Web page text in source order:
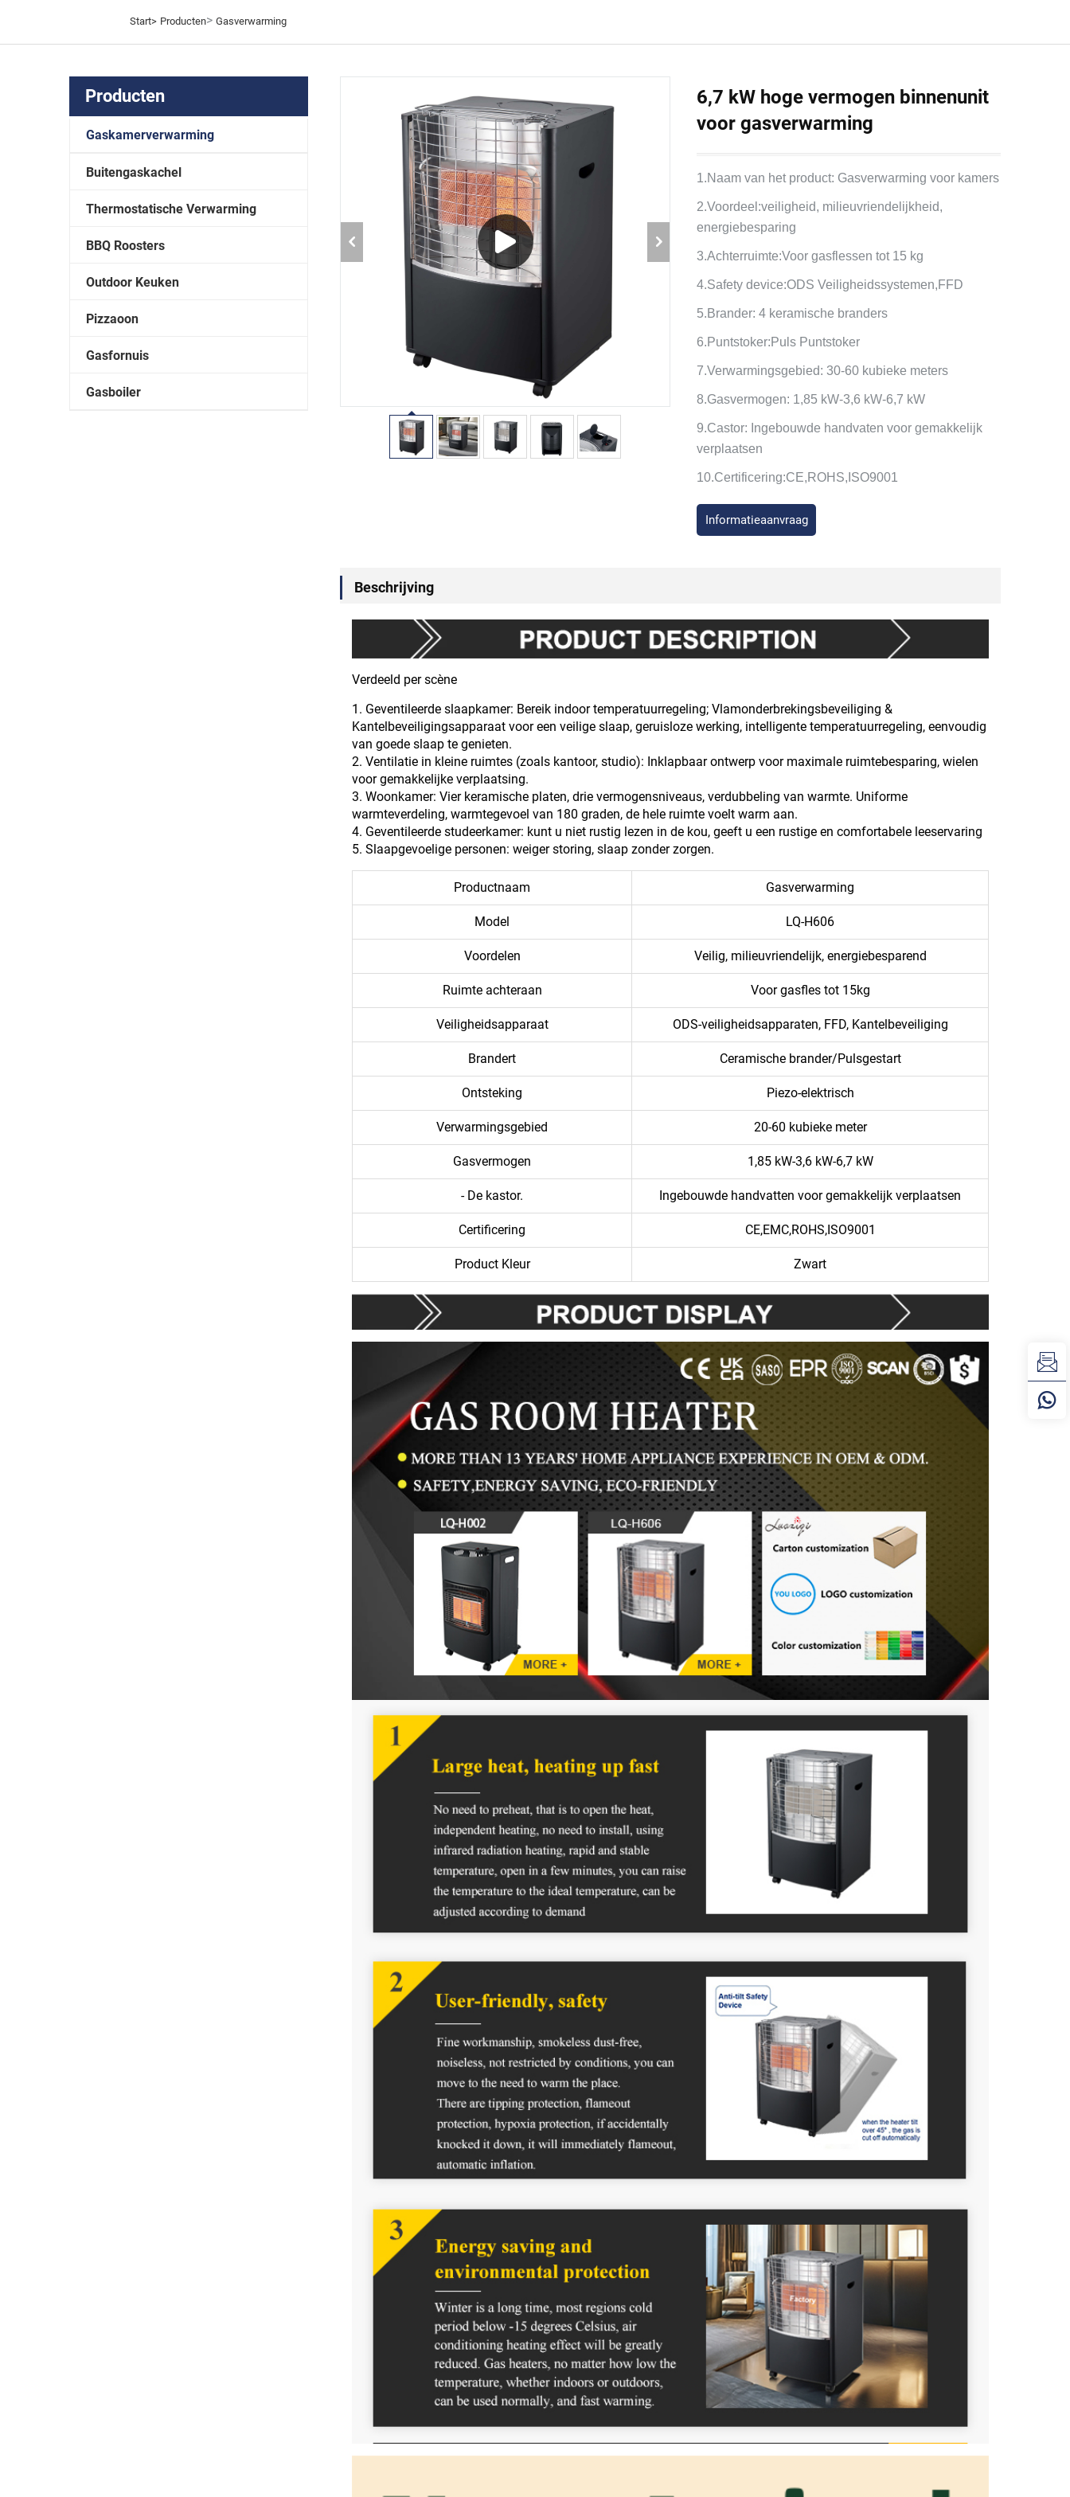
Start> Producten> Gasverwarming
Producten
Gaskamerverwarming
Buitengaskachel
Thermostatische Verwarming
BBQ Roosters
Outdoor Keuken
Pizzaoon
Gasfornuis
Gasboiler
6,7 kW hoge vermogen binnenunit
voor gasverwarming
1.Naam van het product: Gasverwarming voor kamers
2.Voordeel:veiligheid, milieuvriendelijkheid,
energiebesparing
3.Achterruimte:Voor gasflessen tot 15 kg
4.Safety device:ODS Veiligheidssystemen,FFD
5.Brander: 4 keramische branders
6.Puntstoker:Puls Puntstoker
7.Verwarmingsgebied: 30-60 kubieke meters
8.Gasvermogen: 1,85 kW-3,6 kW-6,7 kW
9.Castor: Ingebouwde handvaten voor gemakkelijk
verplaatsen
10.Certificering:CE,ROHS,ISO9001
Informatieaanvraag
Beschrijving
Verdeeld per scène
1. Geventileerde slaapkamer: Bereik indoor temperatuurregeling; Vlamonderbrekingsbeveiliging &
Kantelbeveiligingsapparaat voor een veilige slaap, geruisloze werking, intelligente temperatuurregeling, eenvoudig
van goede slaap te genieten.
2. Ventilatie in kleine ruimtes (zoals kantoor, studio): Inklapbaar ontwerp voor maximale ruimtebesparing, wielen
voor gemakkelijke verplaatsing.
3. Woonkamer: Vier keramische platen, drie vermogensniveaus, verdubbeling van warmte. Uniforme
warmteverdeling, warmtegevoel van 180 graden, de hele ruimte voelt warm aan.
4. Geventileerde studeerkamer: kunt u niet rustig lezen in de kou, geeft u een rustige en comfortabele leeservaring
5. Slaapgevoelige personen: weiger storing, slaap zonder zorgen.
Productnaam Gasverwarming
Model LQ-H606
Voordelen Veilig, milieuvriendelijk, energiebesparend
Ruimte achteraan Voor gasfles tot 15kg
Veiligheidsapparaat ODS-veiligheidsapparaten, FFD, Kantelbeveiliging
Brandert Ceramische brander/Pulsgestart
Ontsteking Piezo-elektrisch
Verwarmingsgebied 20-60 kubieke meter
Gasvermogen 1,85 kW-3,6 kW-6,7 kW
- De kastor. Ingebouwde handvatten voor gemakkelijk verplaatsen
Certificering CE,EMC,ROHS,ISO9001
Product Kleur Zwart